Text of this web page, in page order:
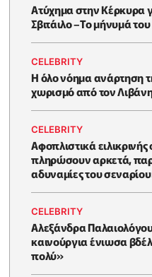
Ατύχημα στην Κέρκυρα
Σβιτάιλο –Το μήνυμά του
CELEBRITY
Η όλο νόημα ανάρτηση
χωρισμό από τον
CELEBRITY
Αφοπλιστικά
πληρώσουν αρκετά,
αδυναμίες του
CELEBRITY
Αλεξάνδρα
καινούργια ένιωσα
πολύ»